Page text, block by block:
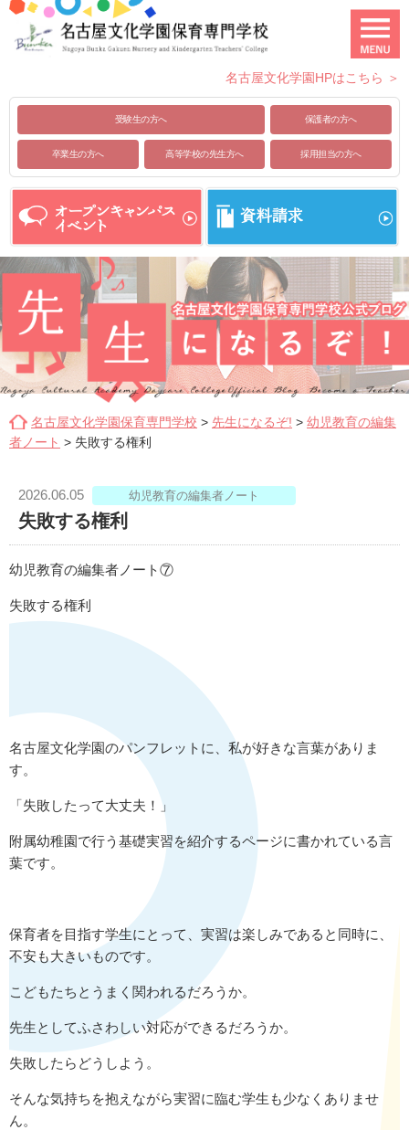
名古屋文化学園HPはこちら ＞
受験生の方へ 保護者の方へ
卒業生の方へ 高等学校の先生方へ 採用担当の方へ
名古屋文化学園保育専門学校 > 先生になるぞ! > 幼児教育の編集
者ノート > 失敗する権利
2026.06.05 幼児教育の編集者ノート
失敗する権利
幼児教育の編集者ノート⑦
失敗する権利
名古屋文化学園のパンフレットに、私が好きな言葉がありま
す。
「失敗したって大丈夫！」
附属幼稚園で行う基礎実習を紹介するページに書かれている言
葉です。
保育者を目指す学生にとって、実習は楽しみであると同時に、
不安も大きいものです。
こどもたちとうまく関われるだろうか。
先生としてふさわしい対応ができるだろうか。
失敗したらどうしよう。
そんな気持ちを抱えながら実習に臨む学生も少なくありませ
ん。